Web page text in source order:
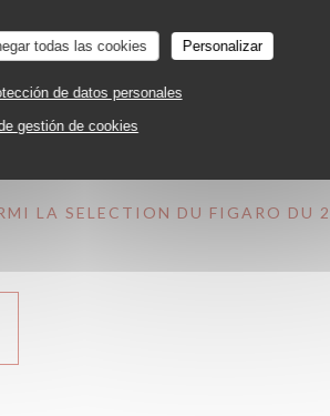
todas las cookies Personalizar
de datos personales
gestión de cookies
UNA NUEVA VENTANA))
LA SELECTION DU FIGARO DU